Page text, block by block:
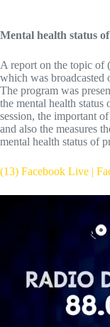
Mental health status
A report on the topic of
which was
The program was
the mental health
session, the important
and also the measures
mental health status of
(13) Facebook Live |